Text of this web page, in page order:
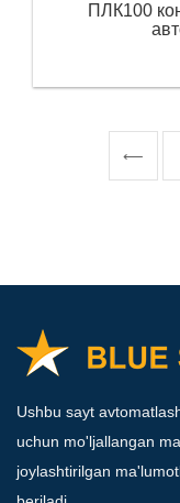
ПЛК100
⟵
Ushbu sayt
uchun mo'ljallangan
joylashtirilgan